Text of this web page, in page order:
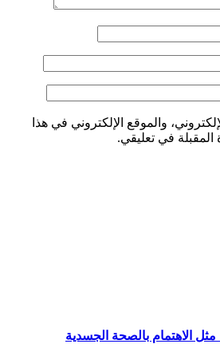
والموقع الإلكتروني في هذا
المقبلة في تعليقي.
الاهتمام بالصحة الجسدية